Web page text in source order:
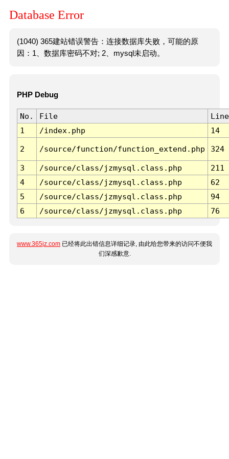
Database Error
(1040) 365建站错误警告：连接数据库失败，可能的原
因：1、数据库密码不对; 2、mysql未启动。
PHP Debug
No. File
Line
1
/index.php 14
2 /source/function/function_extend.php 324
3 /source/class/jzmysql.class.php
211
4
/source/class/jzmysql.class.php
62
5
/source/class/jzmysql.class.php
94
6
/source/class/jzmysql.class.php 76
www.365jz.com 已经将此出错信息详细记录, 由此给您带来的访问不便我
们深感歉意.